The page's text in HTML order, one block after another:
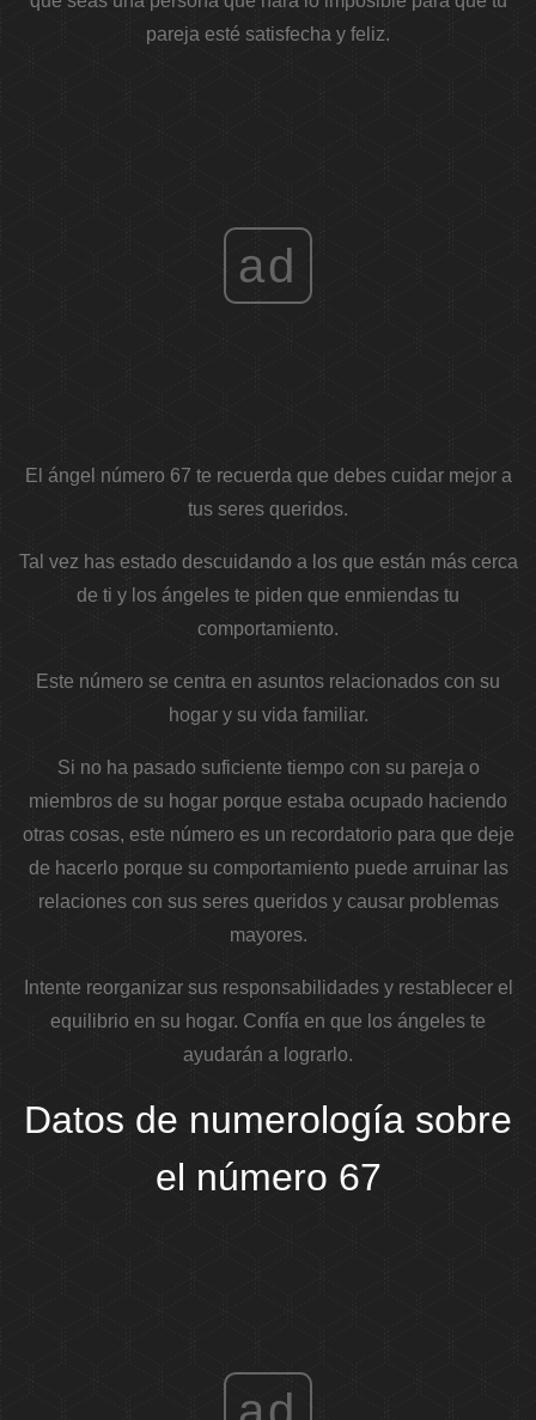
pareja esté satisfecha y feliz.
ad
El ángel número 67 te recuerda que debes cuidar mejor a
tus seres queridos.
Tal vez has estado descuidando a los que están más cerca
de ti y los ángeles te piden que enmiendas tu
comportamiento.
Este número se centra en asuntos relacionados con su
hogar y su vida familiar.
Si no ha pasado suficiente tiempo con su pareja o
miembros de su hogar porque estaba ocupado haciendo
otras cosas, este número es un recordatorio para que deje
de hacerlo porque su comportamiento puede arruinar las
relaciones con sus seres queridos y causar problemas
mayores.
Intente reorganizar sus responsabilidades y restablecer el
equilibrio en su hogar. Confía en que los ángeles te
ayudarán a lograrlo.
Datos de numerología sobre
el número 67